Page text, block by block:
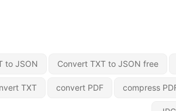
Convert TXT to JSON free
to JSON
compress
convert PDF
TXT